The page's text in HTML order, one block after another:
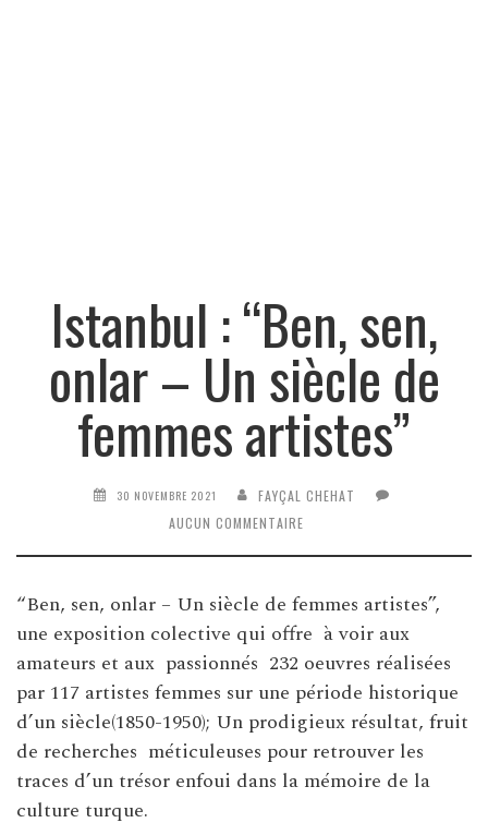
Istanbul : “Ben, sen,
onlar – Un siècle de
femmes artistes”
30 NOVEMBRE 2021
FAYÇAL CHEHAT
AUCUN COMMENTAIRE
“Ben, sen, onlar – Un siècle de femmes artistes”,
une exposition colective qui offre à voir aux
amateurs et aux passionnés 232 oeuvres réalisées
par 117 artistes femmes sur une période historique
d’un siècle(1850-1950); Un prodigieux résultat, fruit
de recherches méticuleuses pour retrouver les
traces d’un trésor enfoui dans la mémoire de la
culture turque.